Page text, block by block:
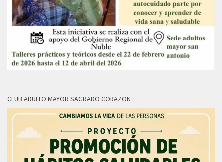
CLUB ADULTO MAYOR SAGRADO CORAZON